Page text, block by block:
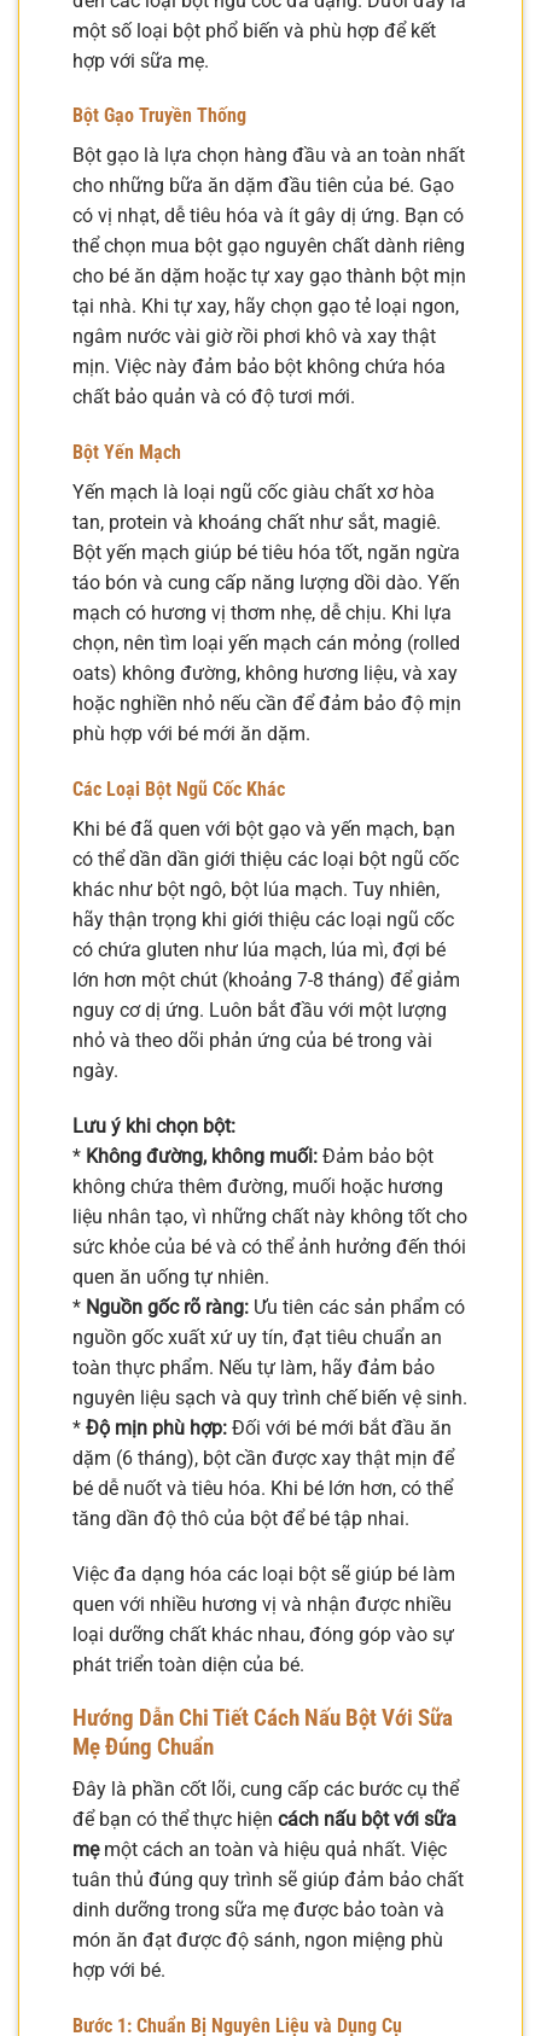
một số loại bột phổ biến và phù hợp để kết
hợp với sữa mẹ.
Bột Gạo Truyền Thống
Bột gạo là lựa chọn hàng đầu và an toàn nhất
cho những bữa ăn dặm đầu tiên của bé. Gạo
có vị nhạt, dễ tiêu hóa và ít gây dị ứng. Bạn có
thể chọn mua bột gạo nguyên chất dành riêng
cho bé ăn dặm hoặc tự xay gạo thành bột mịn
tại nhà. Khi tự xay, hãy chọn gạo tẻ loại ngon,
ngâm nước vài giờ rồi phơi khô và xay thật
mịn. Việc này đảm bảo bột không chứa hóa
chất bảo quản và có độ tươi mới.
Bột Yến Mạch
Yến mạch là loại ngũ cốc giàu chất xơ hòa
tan, protein và khoáng chất như sắt, magiê.
Bột yến mạch giúp bé tiêu hóa tốt, ngăn ngừa
táo bón và cung cấp năng lượng dồi dào. Yến
mạch có hương vị thơm nhẹ, dễ chịu. Khi lựa
chọn, nên tìm loại yến mạch cán mỏng (rolled
oats) không đường, không hương liệu, và xay
hoặc nghiền nhỏ nếu cần để đảm bảo độ mịn
phù hợp với bé mới ăn dặm.
Các Loại Bột Ngũ Cốc Khác
Khi bé đã quen với bột gạo và yến mạch, bạn
có thể dần dần giới thiệu các loại bột ngũ cốc
khác như bột ngô, bột lúa mạch. Tuy nhiên,
hãy thận trọng khi giới thiệu các loại ngũ cốc
có chứa gluten như lúa mạch, lúa mì, đợi bé
lớn hơn một chút (khoảng 7-8 tháng) để giảm
nguy cơ dị ứng. Luôn bắt đầu với một lượng
nhỏ và theo dõi phản ứng của bé trong vài
ngày.
Lưu ý khi chọn bột:
* Không đường, không muối: Đảm bảo bột
không chứa thêm đường, muối hoặc hương
liệu nhân tạo, vì những chất này không tốt cho
sức khỏe của bé và có thể ảnh hưởng đến thói
quen ăn uống tự nhiên.
* Nguồn gốc rõ ràng: Ưu tiên các sản phẩm có
nguồn gốc xuất xứ uy tín, đạt tiêu chuẩn an
toàn thực phẩm. Nếu tự làm, hãy đảm bảo
nguyên liệu sạch và quy trình chế biến vệ sinh.
* Độ mịn phù hợp: Đối với bé mới bắt đầu ăn
dặm (6 tháng), bột cần được xay thật mịn để
bé dễ nuốt và tiêu hóa. Khi bé lớn hơn, có thể
tăng dần độ thô của bột để bé tập nhai.
Việc đa dạng hóa các loại bột sẽ giúp bé làm
quen với nhiều hương vị và nhận được nhiều
loại dưỡng chất khác nhau, đóng góp vào sự
phát triển toàn diện của bé.
Hướng Dẫn Chi Tiết Cách Nấu Bột Với Sữa
Mẹ Đúng Chuẩn
Đây là phần cốt lõi, cung cấp các bước cụ thể
để bạn có thể thực hiện cách nấu bột với sữa
mẹmột cách an toàn và hiệu quả nhất. Việc
tuân thủ đúng quy trình sẽ giúp đảm bảo chất
dinh dưỡng trong sữa mẹ được bảo toàn và
món ăn đạt được độ sánh, ngon miệng phù
hợp với bé.
Bước 1: Chuẩn Bị Nguyên Liệu và Dụng Cụ